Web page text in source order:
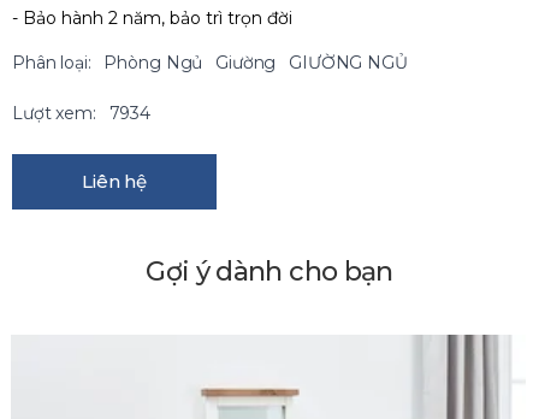
- Bảo hành 2 năm, bảo trì trọn đời
Phân loại: Phòng Ngủ Giường GIƯỜNG NGỦ
Lượt xem: 7934
Liên hệ
Gợi ý dành cho bạn